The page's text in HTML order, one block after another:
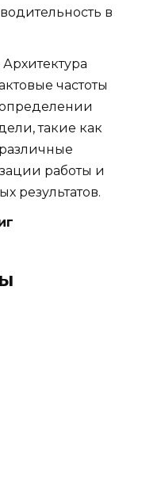
в
Архитектура
частоты
такие как
работы и
результатов.